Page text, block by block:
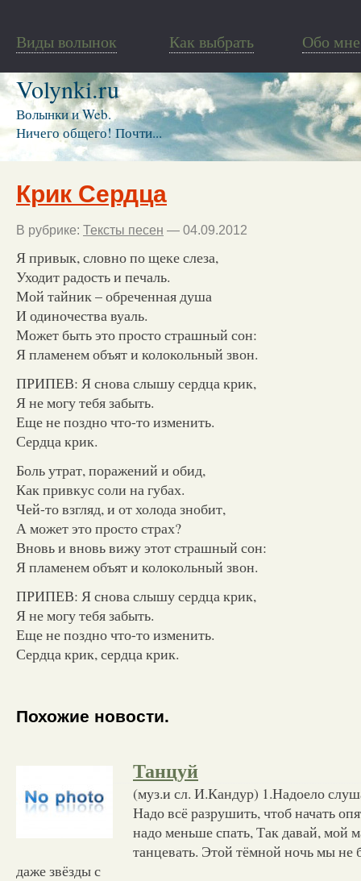
Виды волынок Как выбрать Обо мне
Volynki.ru
Волынки и Web.
Ничего общего! Почти...
Крик Сердца
В рубрике: Тексты песен — 04.09.2012
Я привык, словно по щеке слеза,
Уходит радость и печаль.
Мой тайник – обреченная душа
И одиночества вуаль.
Может быть это просто страшный сон:
Я пламенем объят и колокольный звон.
ПРИПЕВ: Я снова слышу сердца крик,
Я не могу тебя забыть.
Еще не поздно что-то изменить.
Сердца крик.
Боль утрат, поражений и обид,
Как привкус соли на губах.
Чей-то взгляд, и от холода знобит,
А может это просто страх?
Вновь и вновь вижу этот страшный сон:
Я пламенем объят и колокольный звон.
ПРИПЕВ: Я снова слышу сердца крик,
Я не могу тебя забыть.
Еще не поздно что-то изменить.
Сердца крик, сердца крик.
Похожие новости.
Танцуй
(муз.и сл. И.Кандур) 1.Надоело
Надо всё разрушить, чтоб начать
надо меньше спать, Так давай, мой
танцевать. Этой тёмной ночь мы не
даже звёзды с